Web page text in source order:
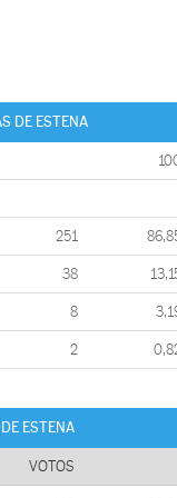
DE ESTENA
251
38
8
2
ESTENA
VOTOS